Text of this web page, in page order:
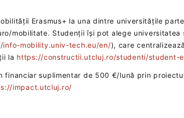
Erasmus+ la una dintre universitățile
mobilitate. Studenții își pot alege universitatea
info-mobility.univ-tech.eu/en/), care
la https://constructii.utcluj.ro/studenti/student-
financiar suplimentar de 500 €/lună prin
impact.utcluj.ro/